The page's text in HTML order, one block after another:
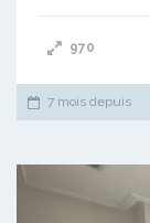
970
7 mois depuis